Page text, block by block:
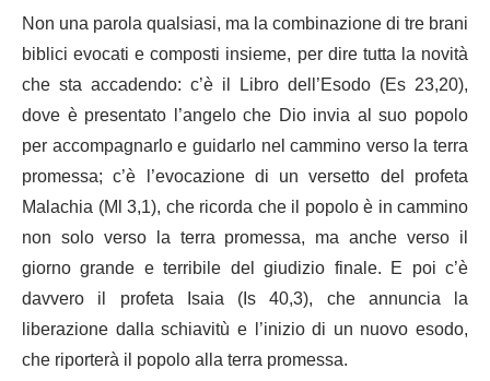
Non una parola qualsiasi, ma la combinazione di tre brani
biblici evocati e composti insieme, per dire tutta la novità
che sta accadendo: c’è il Libro dell’Esodo (Es 23,20),
dove è presentato l’angelo che Dio invia al suo popolo
per accompagnarlo e guidarlo nel cammino verso la terra
promessa; c’è l’evocazione di un versetto del profeta
Malachia (Ml 3,1), che ricorda che il popolo è in cammino
non solo verso la terra promessa, ma anche verso il
giorno grande e terribile del giudizio finale. E poi c’è
davvero il profeta Isaia (Is 40,3), che annuncia la
liberazione dalla schiavitù e l’inizio di un nuovo esodo,
che riporterà il popolo alla terra promessa.